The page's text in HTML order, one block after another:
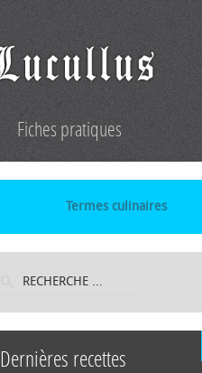
Fiches pratiques
Termes culinaires
Dernières recettes